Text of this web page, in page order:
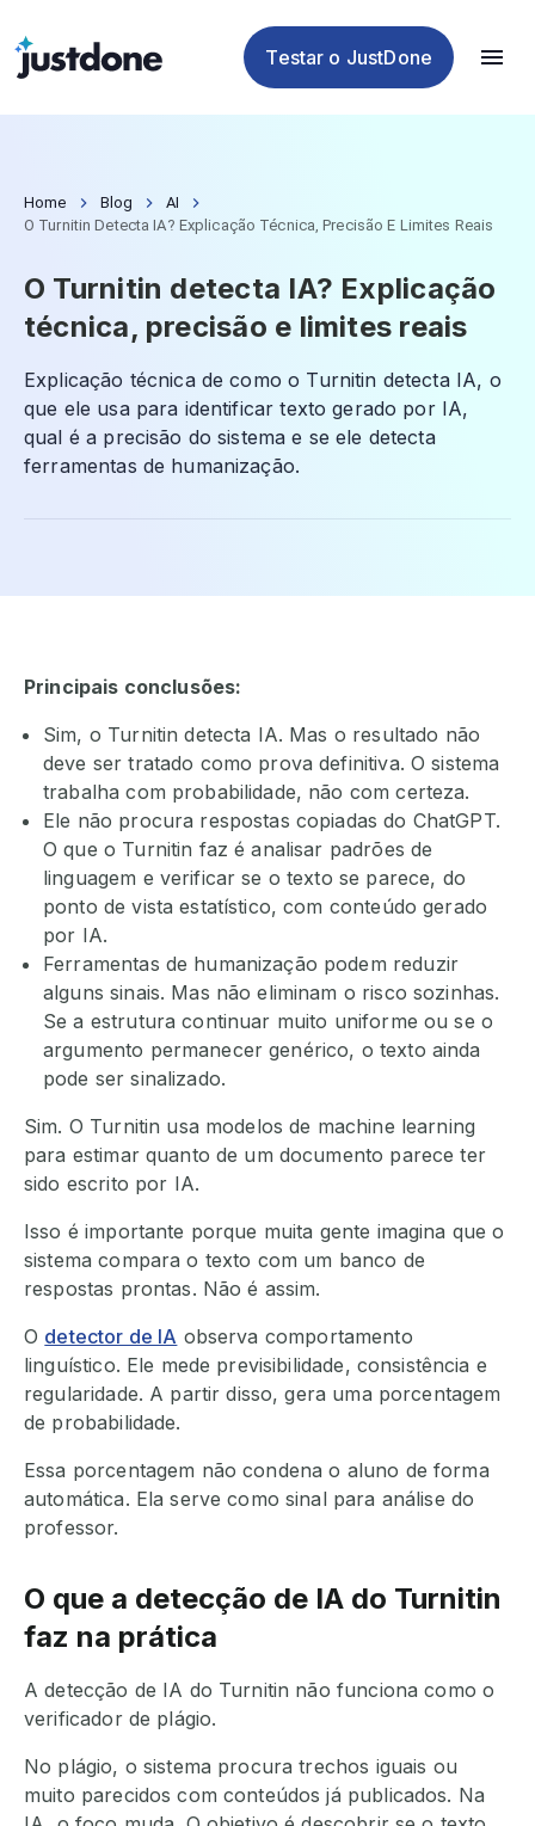
Testar o JustDone
Home Blog
AI
O Turnitin Detecta IA? Explicação Técnica, Precisão E Limites Reais
O Turnitin detecta IA? Explicação
técnica, precisão e limites reais
Explicação técnica de como o Turnitin detecta IA, o
que ele usa para identificar texto gerado por IA,
qual é a precisão do sistema e se ele detecta
ferramentas de humanização.
Principais conclusões:
Sim, o Turnitin detecta IA. Mas o resultado não
deve ser tratado como prova definitiva. O sistema
trabalha com probabilidade, não com certeza.
Ele não procura respostas copiadas do ChatGPT.
O que o Turnitin faz é analisar padrões de
linguagem e verificar se o texto se parece, do
ponto de vista estatístico, com conteúdo gerado
por IA.
Ferramentas de humanização podem reduzir
alguns sinais. Mas não eliminam o risco sozinhas.
Se a estrutura continuar muito uniforme ou se o
argumento permanecer genérico, o texto ainda
pode ser sinalizado.
Sim. O Turnitin usa modelos de machine learning
para estimar quanto de um documento parece ter
sido escrito por IA.
Isso é importante porque muita gente imagina que o
sistema compara o texto com um banco de
respostas prontas. Não é assim.
O detector de IA observa comportamento
linguístico. Ele mede previsibilidade, consistência e
regularidade. A partir disso, gera uma porcentagem
de probabilidade.
Essa porcentagem não condena o aluno de forma
automática. Ela serve como sinal para análise do
professor.
O que a detecção de IA do Turnitin
faz na prática
A detecção de IA do Turnitin não funciona como o
verificador de plágio.
No plágio, o sistema procura trechos iguais ou
muito parecidos com conteúdos já publicados. Na